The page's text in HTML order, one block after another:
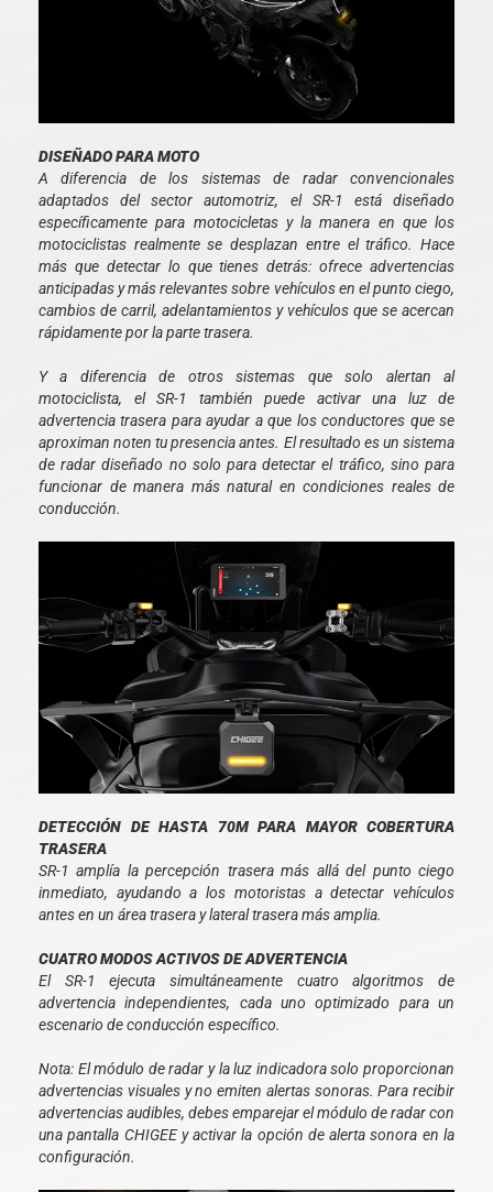
DISEÑADO PARA MOTO
A diferencia de los sistemas de radar convencionales
adaptados del sector automotriz, el SR-1 está diseñado
específicamente para motocicletas y la manera en que los
motociclistas realmente se desplazan entre el tráfico. Hace
más que detectar lo que tienes detrás: ofrece advertencias
anticipadas y más relevantes sobre vehículos en el punto ciego,
cambios de carril, adelantamientos y vehículos que se acercan
rápidamente por la parte trasera.
Y a diferencia de otros sistemas que solo alertan al
motociclista, el SR-1 también puede activar una luz de
advertencia trasera para ayudar a que los conductores que se
aproximan noten tu presencia antes. El resultado es un sistema
de radar diseñado no solo para detectar el tráfico, sino para
funcionar de manera más natural en condiciones reales de
conducción.
DETECCIÓN DE HASTA 70M PARA MAYOR COBERTURA
TRASERA
SR-1 amplía la percepción trasera más allá del punto ciego
inmediato, ayudando a los motoristas a detectar vehículos
antes en un área trasera y lateral trasera más amplia.
CUATRO MODOS ACTIVOS DE ADVERTENCIA
El SR-1 ejecuta simultáneamente cuatro algoritmos de
advertencia independientes, cada uno optimizado para un
escenario de conducción específico.
Nota: El módulo de radar y la luz indicadora solo proporcionan
advertencias visuales y no emiten alertas sonoras. Para recibir
advertencias audibles, debes emparejar el módulo de radar con
una pantalla CHIGEE y activar la opción de alerta sonora en la
configuración.